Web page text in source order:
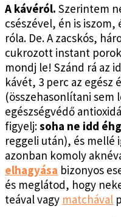
A kávéról. Szerintem
csészével, én is
róla. De. A zacskós,
cukrozott instant
mondj le! Szánd rá az
kávét, 3 perc az egész
(összehasonlítani sem
egészségvédő
figyelj:soha ne idd
reggeli után), és mellé
azonban komoly
elhagyása bizonyos
és meglátod, hogy
teával vagy matchával